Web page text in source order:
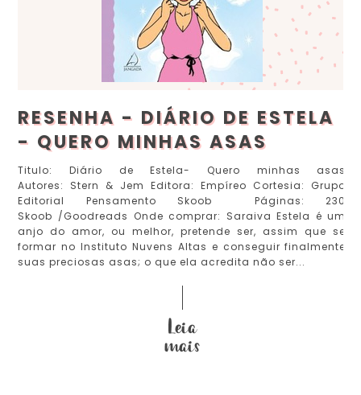
RESENHA - DIÁRIO DE ESTELA
- QUERO MINHAS ASAS
Titulo: Diário de Estela- Quero minhas asas
Autores: Stern & Jem Editora: Empíreo Cortesia: Grupo
Editorial Pensamento Skoob Páginas: 230
Skoob /Goodreads Onde comprar: Saraiva Estela é um
anjo do amor, ou melhor, pretende ser, assim que se
formar no Instituto Nuvens Altas e conseguir finalmente
suas preciosas asas; o que ela acredita não ser...